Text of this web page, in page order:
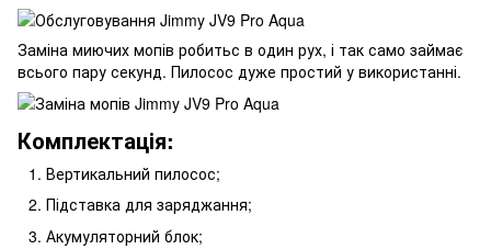
Заміна миючих мопів робитьс в один рух, і так само займає
всього пару секунд. Пилосос дуже простий у використанні.
Комплектація:
Вертикальний пилосос;
Підставка для заряджання;
Акумуляторний блок;